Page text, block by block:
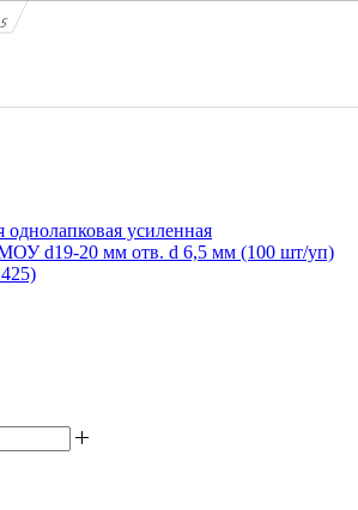
однолапковая усиленная
d19-20 мм отв. d 6,5 мм (100 шт/уп)